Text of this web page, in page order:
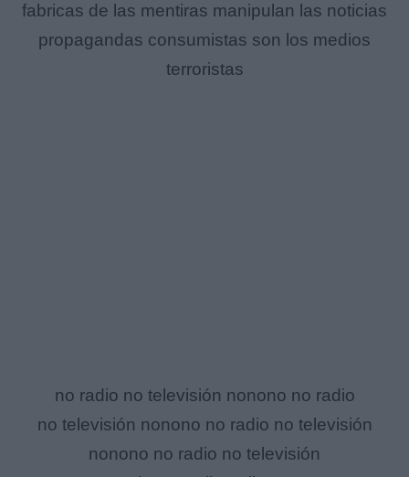
fabricas de las mentiras manipulan las noticias
propagandas consumistas son los medios
terroristas
no radio no televisión nonono no radio
no televisión nonono no radio no televisión
nonono no radio no televisión